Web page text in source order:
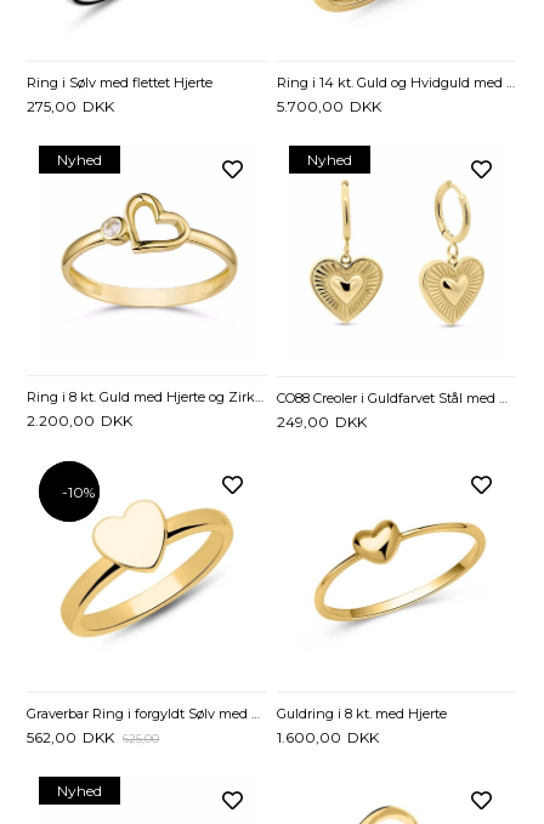
Ring i Sølv med flettet Hjerte
275,00 DKK 5.700,00 DKK
Nyhed
Ring i 8 kt. Guld med Hjerte og Zirkonia
2.200,00 DKK
Nyhed
CO88 Creoler i Guldfarvet Stål med Hjerter
249,00 DKK
-10%
-10%
Graverbar Ring i forgyldt Sølv med Hjerte
562,00 DKK 625,00
Guldring i 8 kt. med Hjerte
1.600,00 DKK
Nyhed